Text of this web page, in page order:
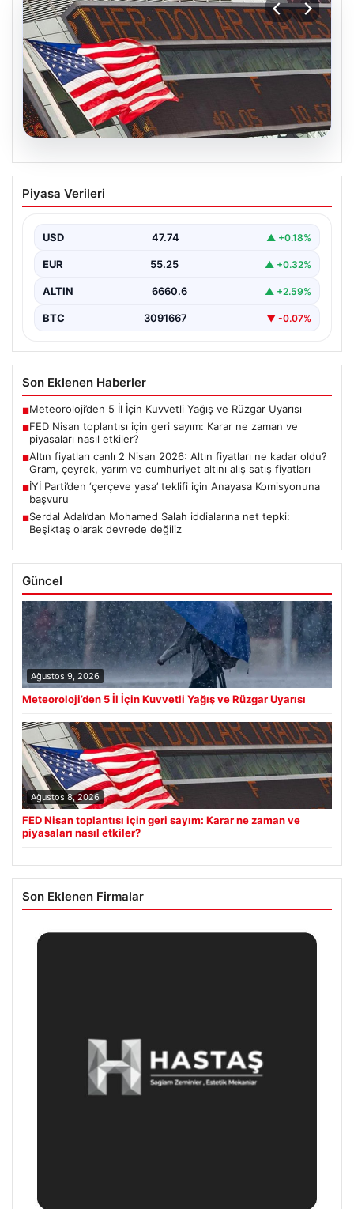
08.08.2026
FED Nisan toplantısı için geri sayım:
Karar ne zaman ve piyasaları nasıl
Altın, dolar, hisse senetleri ve kripto para piyasalarının
Piyasa Verileri
USD 47.74 ▲ +0.18%
EUR 55.25 ▲ +0.32%
ALTIN 6660.6 ▲ +2.59%
BTC 3091667 ▼ -0.07%
Son Eklenen Haberler
■Meteoroloji’den 5 İl İçin Kuvvetli Yağış ve Rüzgar Uyarısı
■FED Nisan toplantısı için geri sayım: Karar ne zaman ve
piyasaları nasıl etkiler?
■Altın fiyatları canlı 2 Nisan 2026: Altın fiyatları ne kadar oldu?
Gram, çeyrek, yarım ve cumhuriyet altını alış satış fiyatları
■İYİ Parti’den ‘çerçeve yasa’ teklifi için Anayasa Komisyonuna
başvuru
■Serdal Adalı’dan Mohamed Salah iddialarına net tepki:
Beşiktaş olarak devrede değiliz
Güncel
Ağustos 9, 2026
Meteoroloji’den 5 İl İçin Kuvvetli Yağış ve Rüzgar Uyarısı
Ağustos 8, 2026
FED Nisan toplantısı için geri sayım: Karar ne zaman ve
piyasaları nasıl etkiler?
Son Eklenen Firmalar